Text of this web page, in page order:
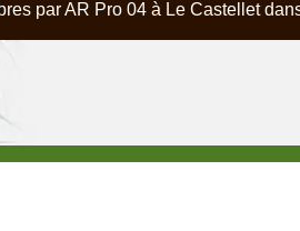
par AR Pro 04 à Le Castellet